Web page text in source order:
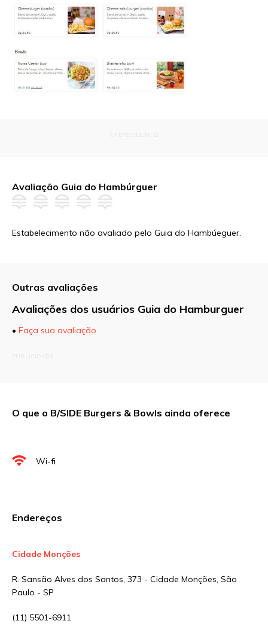
Avaliação Guia do Hambúrguer
Estabelecimento não avaliado pelo Guia do Hambúeguer.
Outras avaliações
Avaliações dos usuários Guia do Hamburguer
• Faça sua avaliação
Nome
Sua avaliação
O que o B/SIDE Burgers & Bowls ainda oferece
Wi-fi
Endereços
Cidade Monções
R. Sansão Alves dos Santos, 373 - Cidade Monções, São
Paulo - SP
(11) 5501-6911